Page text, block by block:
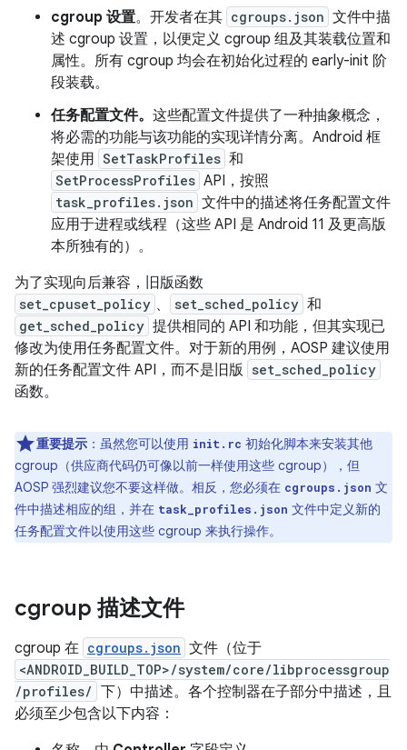
cgroup 设置。开发者在其 cgroups.json 文件中描
述 cgroup 设置，以便定义 cgroup 组及其装载位置和
属性。所有 cgroup 均会在初始化过程的 early-init 阶
段装载。
任务配置文件。 这些配置文件提供了一种抽象概念，
将必需的功能与该功能的实现详情分离。Android 框
架使用 SetTaskProfiles 和
SetProcessProfiles API，按照
task_profiles.json 文件中的描述将任务配置文件
应用于进程或线程（这些 API 是 Android 11 及更高版
本所独有的）。
为了实现向后兼容，旧版函数
set_cpuset_policy 、 set_sched_policy 和
get_sched_policy 提供相同的 API 和功能，但其实现已
修改为使用任务配置文件。对于新的用例，AOSP 建议使用
新的任务配置文件 API，而不是旧版 set_sched_policy
函数。
重要提示 ：虽然您可以使用 init.rc 初始化脚本来安装其他
cgroup（供应商代码仍可像以前一样使用这些 cgroup），但
AOSP 强烈建议您不要这样做。相反，您必须在 cgroups.json 文
件中描述相应的组，并在 task_profiles.json 文件中定义新的
任务配置文件以使用这些 cgroup 来执行操作。
cgroup 描述文件
cgroup 在 cgroups.json 文件（位于
<ANDROID_BUILD_TOP>/system/core/libprocessgroup
/profiles/ 下）中描述。各个控制器在子部分中描述，且
必须至少包含以下内容：